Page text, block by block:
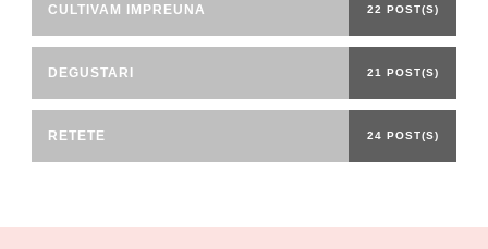
CULTIVAM IMPREUNA 22 POST(S)
DEGUSTARI 21 POST(S)
RETETE 24 POST(S)